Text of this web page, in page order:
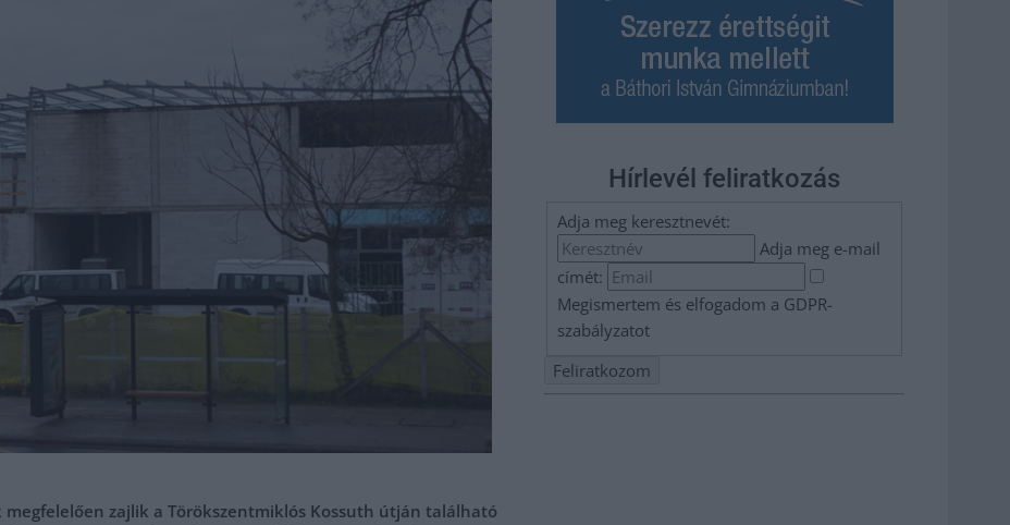
zajlik a Törökszentmiklós Kossuth útján található
Hírlevél feliratkozás
Adja meg keresztnevét:
Adja meg e-mail
címét:
Megismertem és elfogadom a GDPR-
szabályzatot